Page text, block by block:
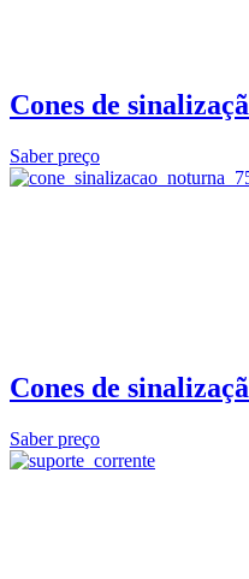
Cones de
Saber preço
Cones de
Saber preço